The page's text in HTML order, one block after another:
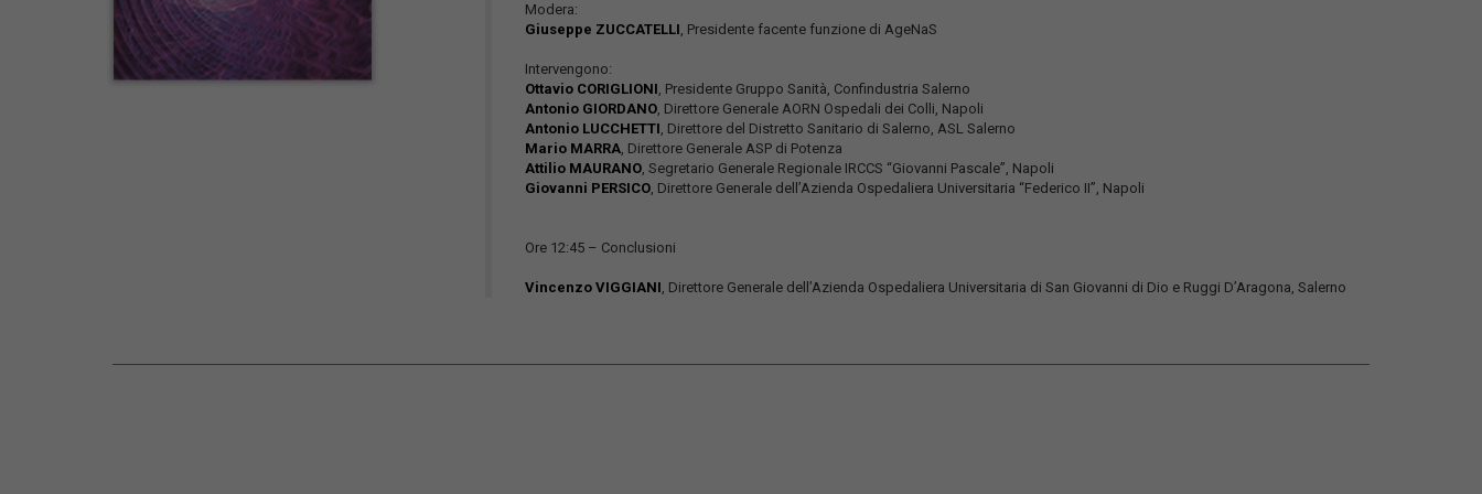
Modera:
Giuseppe ZUCCATELLI, Presidente facente funzione di AgeNaS
Intervengono:
Ottavio CORIGLIONI, Presidente Gruppo Sanità, Confindustria Salerno
Antonio GIORDANO, Direttore Generale AORN Ospedali dei Colli, Napoli
Antonio LUCCHETTI, Direttore del Distretto Sanitario di Salerno, ASL Salerno
Mario MARRA, Direttore Generale ASP di Potenza
Attilio MAURANO, Segretario Generale Regionale IRCCS “Giovanni Pascale”, Napoli
Giovanni PERSICO, Direttore Generale dell’Azienda Ospedaliera Universitaria “Federico II”, Napoli
Ore 12:45 – Conclusioni
Vincenzo VIGGIANI, Direttore Generale dell’Azienda Ospedaliera Universitaria di San Giovanni di Dio e Ruggi D’Aragona, Salerno